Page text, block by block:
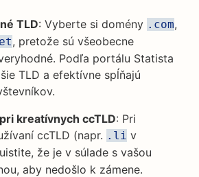
TLD: Vyberte si domény .com,
, pretože sú všeobecne
Podľa portálu Statista
TLD a efektívne spĺňajú
kreatívnych ccTLD: Pri
ccTLD (napr. .li v
že je v súlade s vašou
aby nedošlo k zámene.